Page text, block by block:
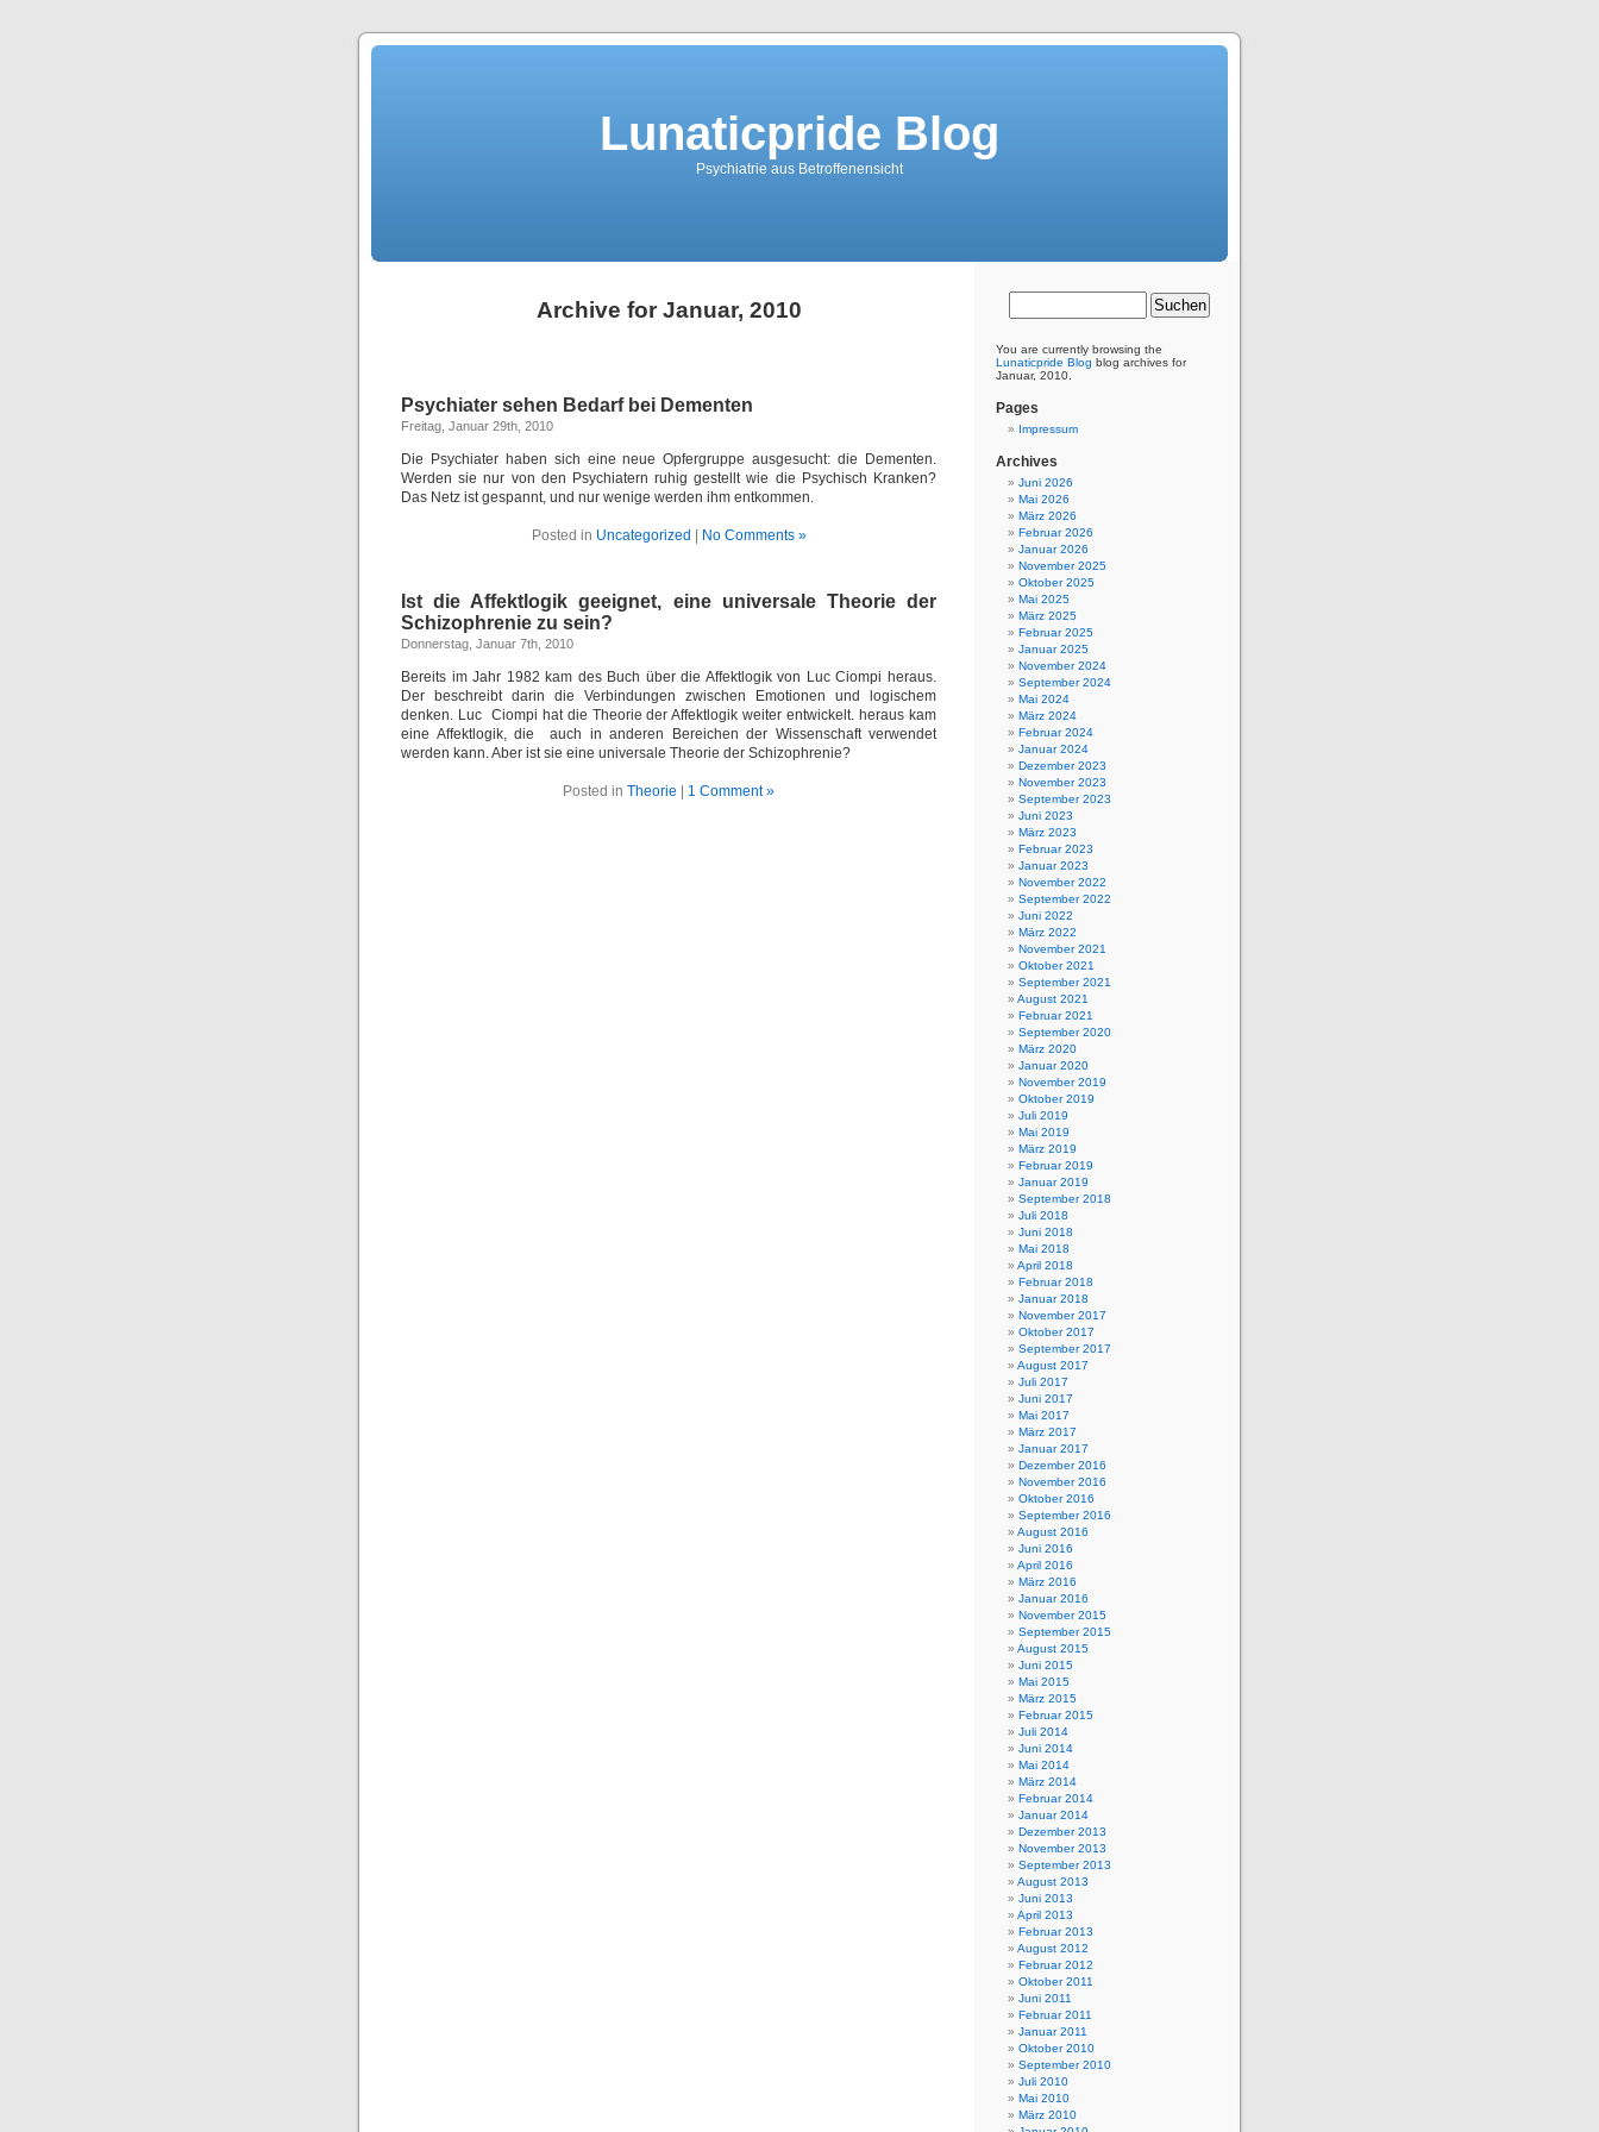
Lunaticpride Blog
Psychiatrie aus Betroffenensicht
Archive for Januar, 2010
Psychiater sehen Bedarf bei Dementen
Freitag, Januar 29th, 2010
Die Psychiater haben sich eine neue Opfergruppe ausgesucht: die Dementen.
Werden sie nur von den Psychiatern ruhig gestellt wie die Psychisch Kranken?
Das Netz ist gespannt, und nur wenige werden ihm entkommen.
Posted in Uncategorized No Comments »
Ist die Affektlogik geeignet, eine universale Theorie der
Schizophrenie zu sein?
Donnerstag, Januar 7th, 2010
Bereits im Jahr 1982 kam des Buch über die Affektlogik von Luc Ciompi heraus.
Der beschreibt darin die Verbindungen zwischen Emotionen und logischem
denken. Luc Ciompi hat die Theorie der Affektlogik weiter entwickelt. heraus kam
eine Affektlogik, die auch in anderen Bereichen der Wissenschaft verwendet
werden kann. Aber ist sie eine universale Theorie der Schizophrenie?
Posted in Theorie 1 Comment »
You are currently browsing the
Lunaticpride Blog blog archives for
Januar, 2010.
Pages
Impressum
Archives
Juni 2026
Mai 2026
März 2026
Februar 2026
Januar 2026
November 2025
Oktober 2025
Mai 2025
März 2025
Februar 2025
Januar 2025
November 2024
September 2024
Mai 2024
März 2024
Februar 2024
Januar 2024
Dezember 2023
November 2023
September 2023
Juni 2023
März 2023
Februar 2023
Januar 2023
November 2022
September 2022
Juni 2022
März 2022
November 2021
Oktober 2021
September 2021
August 2021
Februar 2021
September 2020
März 2020
Januar 2020
November 2019
Oktober 2019
Juli 2019
Mai 2019
März 2019
Februar 2019
Januar 2019
September 2018
Juli 2018
Juni 2018
Mai 2018
April 2018
Februar 2018
Januar 2018
November 2017
Oktober 2017
September 2017
August 2017
Juli 2017
Juni 2017
Mai 2017
März 2017
Januar 2017
Dezember 2016
November 2016
Oktober 2016
September 2016
August 2016
Juni 2016
April 2016
März 2016
Januar 2016
November 2015
September 2015
August 2015
Juni 2015
Mai 2015
März 2015
Februar 2015
Juli 2014
Juni 2014
Mai 2014
März 2014
Februar 2014
Januar 2014
Dezember 2013
November 2013
September 2013
August 2013
Juni 2013
April 2013
Februar 2013
August 2012
Februar 2012
Oktober 2011
Juni 2011
Februar 2011
Januar 2011
Oktober 2010
September 2010
Juli 2010
Mai 2010
März 2010